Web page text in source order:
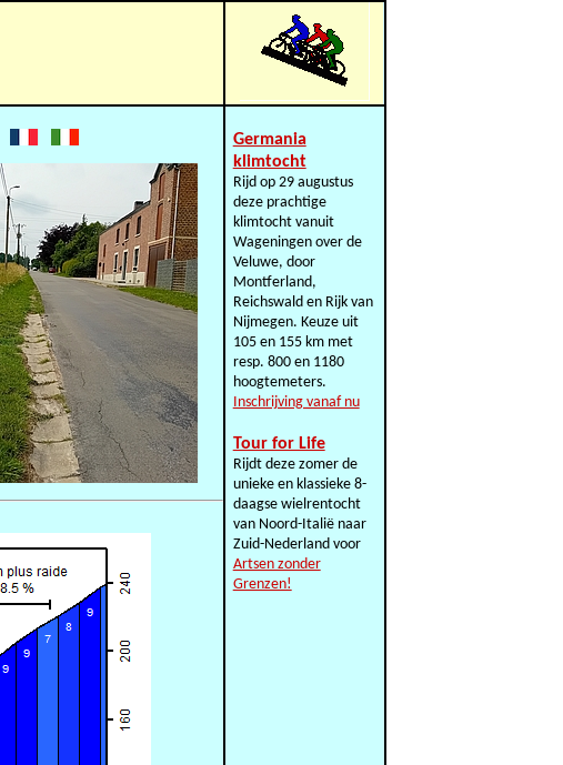
Germania
klimtocht
Rijd op 29 augustus
deze prachtige
klimtocht vanuit
Wageningen over de
Veluwe, door
Montferland,
Reichswald en Rijk van
Nijmegen. Keuze uit
105 en 155 km met
resp. 800 en 1180
hoogtemeters.
Inschrijving vanaf nu
Tour for Life
Rijdt deze zomer de
unieke en klassieke 8-
daagse wielrentocht
van Noord-Italië naar
Zuid-Nederland voor
Artsen zonder
Grenzen!